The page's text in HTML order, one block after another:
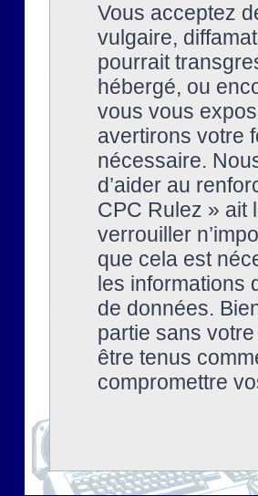
Vous acceptez
vulgaire,
pourrait
hébergé, ou
vous vous
avertirons votre
nécessaire.
d’aider au
CPC Rulez » ait
verrouiller
que cela est
les informations
de données.
partie sans
être tenus
compromettre